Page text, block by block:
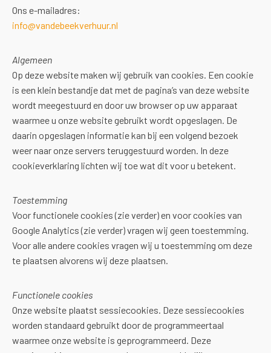
Ons e-mailadres:
info@vandebeekverhuur.nl
Algemeen
Op deze website maken wij gebruik van cookies. Een cookie
is een klein bestandje dat met de pagina’s van deze website
wordt meegestuurd en door uw browser op uw apparaat
waarmee u onze website gebruikt wordt opgeslagen. De
daarin opgeslagen informatie kan bij een volgend bezoek
weer naar onze servers teruggestuurd worden. In deze
cookieverklaring lichten wij toe wat dit voor u betekent.
Toestemming
Voor functionele cookies (zie verder) en voor cookies van
Google Analytics (zie verder) vragen wij geen toestemming.
Voor alle andere cookies vragen wij u toestemming om deze
te plaatsen alvorens wij deze plaatsen.
Functionele cookies
Onze website plaatst sessiecookies. Deze sessiecookies
worden standaard gebruikt door de programmeertaal
waarmee onze website is geprogrammeerd. Deze